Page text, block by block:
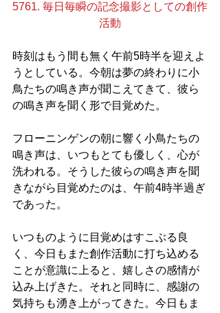
5761. 毎日毎瞬の記念撮影としての創作
活動
時刻はもう間も無く午前5時半を迎えよ
うとしている。今朝は夢の終わりに小
鳥たちの鳴き声が聞こえてきて、彼ら
の鳴き声を聞く形で目覚めた。
フローニンゲンの朝に響く小鳥たちの
鳴き声は、いつもとても優しく、心が
洗われる。そうした彼らの鳴き声を聞
きながら目覚めたのは、午前4時半過ぎ
であった。
いつものように目覚めはすこぶる良
く、今日もまた創作活動に打ち込める
ことが意識に上ると、嬉しさの感情が
込み上げきた。それと同時に、感謝の
気持ちも湧き上がってきた。今日もま